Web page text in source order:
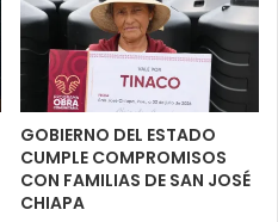
GOBIERNO DEL ESTADO
CUMPLE COMPROMISOS
CON FAMILIAS DE SAN JOSÉ
CHIAPA